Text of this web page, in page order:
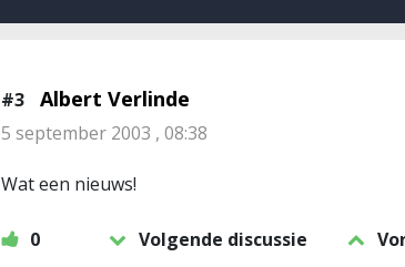
#3 Albert Verlinde
5 september 2003 , 08:38
Wat een nieuws!
0 Volgende discussie